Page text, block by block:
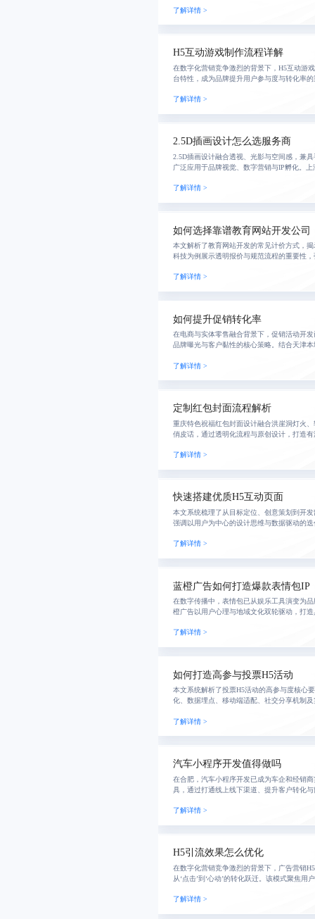
统稳定，实现
了解详情 >
H5互动游戏制作流程详解
在数字化营销竞争激烈的背景下，H5互动游
台特性，成为品牌提升用户参与度与转化率
键环节
了解详情 >
2.5D插画设计怎么选服务商
2.5D插画设计融合透视、光影与空间感，兼
广泛应用于品牌视觉、数字营销与IP孵化。
服
了解详情 >
如何选择靠谱教育网站开发公司
本文解析了教育网站开发的常见计价方式，
科技为例展示透明报价与规范流程的重要性
了解详情 >
如何提升促销转化率
在电商与实体零售融合背景下，促销活动开
品牌曝光与客户黏性的核心策略。结合天津
破销售瓶颈
了解详情 >
定制红包封面流程解析
重庆特色祝福红包封面设计融合洪崖洞灯火
俏皮话，通过透明化流程与原创设计，打造
了解详情 >
快速搭建优质H5互动页面
本文系统梳理了从目标定位、创意策划到开
强调以用户为中心的设计思维与数据驱动的
了解详情 >
蓝橙广告如何打造爆款表情包IP
在数字传播中，表情包已从娱乐工具演变为
橙广告以用户心理与地域文化双轮驱动，打
具向长
了解详情 >
如何打造高参与投票H5活动
本文系统解析了投票H5活动的高参与度核心
化、数据埋点、移动端适配、社交分享机制
了解详情 >
汽车小程序开发值得做吗
在合肥，汽车小程序开发已成为车企和经销
具，通过打通线上线下渠道、提升客户转化
可有效控制
了解详情 >
H5引流效果怎么优化
在数字化营销竞争激烈的背景下，广告营销
从‘点击’到‘心动’的转化跃迁。该模式聚焦用
与用户
了解详情 >